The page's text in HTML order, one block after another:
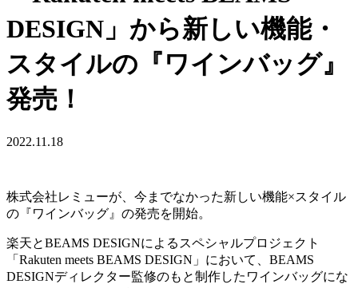
DESIGN」から新しい機能・
スタイルの『ワインバッグ』
発売！
2022.11.18
株式会社レミューが、今までなかった新しい機能×スタイル
の『ワインバッグ』の発売を開始。
楽天とBEAMS DESIGNによるスペシャルプロジェクト
「Rakuten meets BEAMS DESIGN」において、BEAMS
DESIGNディレクター監修のもと制作したワインバッグにな